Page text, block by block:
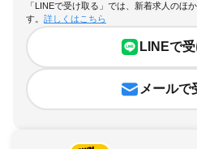
「LINEで受け取る」では、新着求人のほ
す。 詳しくはこちら
LINEで
メールで